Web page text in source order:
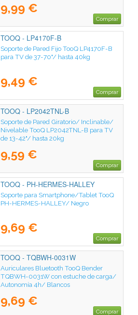
9,99 €
Comprar
TOOQ - LP4170F-B
Soporte de Pared Fijo TooQ LP4170F-B
para TV de 37-70"/ hasta 40kg
9,49 €
Comprar
TOOQ - LP2042TNL-B
Soporte de Pared Giratorio/ Inclinable/
Nivelable TooQ LP2042TNL-B para TV
de 13-42"/ hasta 20kg
9,59 €
Comprar
TOOQ - PH-HERMES-HALLEY
Soporte para Smartphone/Tablet TooQ
PH-HERMES-HALLEY/ Negro
9,69 €
Comprar
TOOQ - TQBWH-0031W
Auriculares Bluetooth TooQ Bender
TQBWH-0031W con estuche de carga/
Autonomía 4h/ Blancos
9,69 €
Comprar